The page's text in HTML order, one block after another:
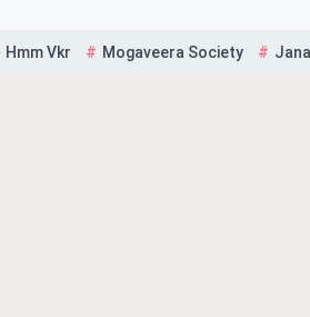
Hmm Vkr Mogaveera Society